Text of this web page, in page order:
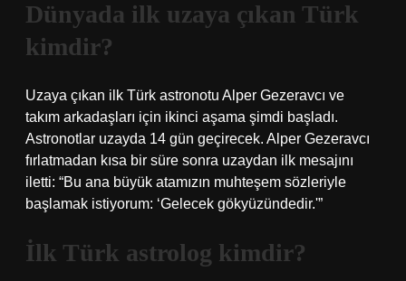
Dünyada ilk uzaya çıkan Türk
kimdir?
Uzaya çıkan ilk Türk astronotu Alper Gezeravcı ve
takım arkadaşları için ikinci aşama şimdi başladı.
Astronotlar uzayda 14 gün geçirecek. Alper Gezeravcı
fırlatmadan kısa bir süre sonra uzaydan ilk mesajını
iletti: “Bu ana büyük atamızın muhteşem sözleriyle
başlamak istiyorum: ‘Gelecek gökyüzündedir.'”
İlk Türk astrolog kimdir?